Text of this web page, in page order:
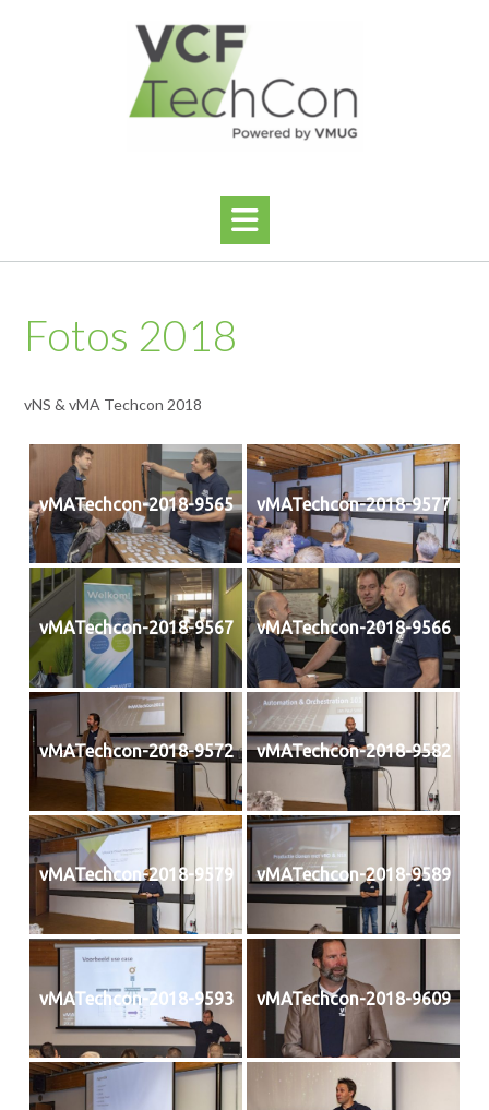
Fotos 2018
vNS & vMA Techcon 2018
vMATechcon-2018-9565 vMATechcon-2018-9577
vMATechcon-2018-9567 vMATechcon-2018-9566
vMATechcon-2018-9572 vMATechcon-2018-9582
vMATechcon-2018-9579 vMATechcon-2018-9589
vMATechcon-2018-9593 vMATechcon-2018-9609